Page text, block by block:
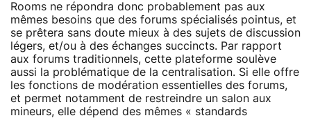
Rooms ne répondra donc probablement pas aux
mêmes besoins que des forums spécialisés pointus, et
se prêtera sans doute mieux à des sujets de discussion
légers, et/ou à des échanges succincts. Par rapport
aux forums traditionnels, cette plateforme soulève
aussi la problématique de la centralisation. Si elle offre
les fonctions de modération essentielles des forums,
et permet notamment de restreindre un salon aux
mineurs, elle dépend des mêmes « standards